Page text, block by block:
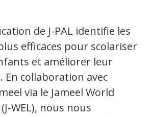
de J-PAL identifie les
efficaces pour scolariser
et améliorer leur
En collaboration avec
via le Jameel World
WEL), nous nous